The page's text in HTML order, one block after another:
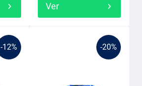
Ver
-12% -20%